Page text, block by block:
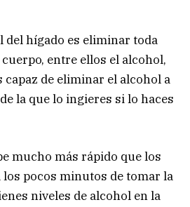
hígado es eliminar toda
entre ellos el alcohol,
capaz de eliminar el alcohol a
la que lo ingieres si lo haces
mucho más rápido que los
los pocos minutos de tomar la
niveles de alcohol en la